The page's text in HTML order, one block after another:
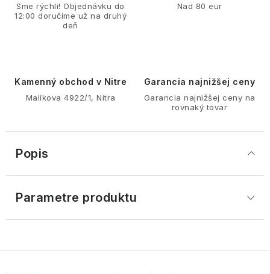
Sme rýchli! Objednávku do
12:00 doručíme už na druhý
deň
Nad 80 eur
Kamenný obchod v Nitre
Malíkova 4922/1, Nitra
Garancia najnižšej ceny
Garancia najnižšej ceny na
rovnaký tovar
Popis
Parametre produktu